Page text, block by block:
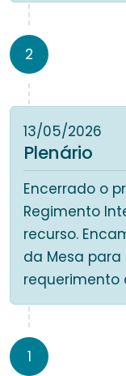
2
13/05/2026
Plenário
Encerrado o
Regimento
recurso.
da Mesa
requerimento
1